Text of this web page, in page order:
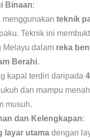
Binaan:
menggunakanteknik
Teknik ini
Melayu dalam reka
Berahi.
kapal terdiri daripada
dan mampu
musuh.
dan Kelengkapan:
layar utama dengan